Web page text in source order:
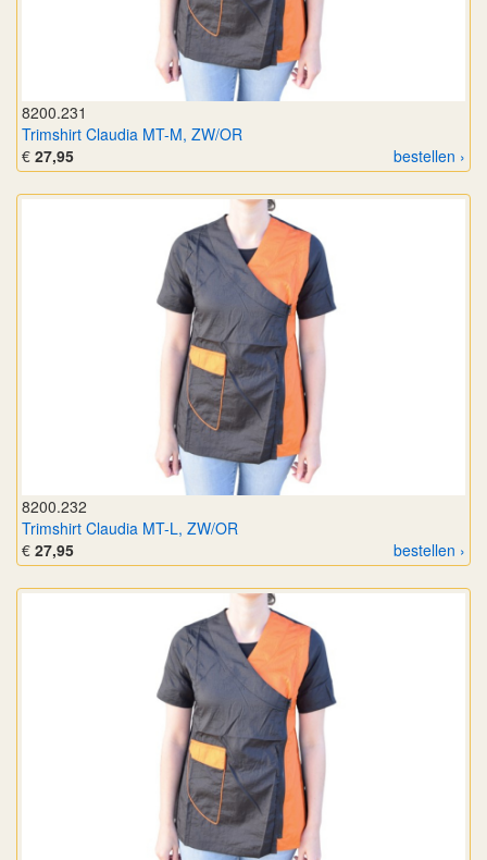
8200.231
Trimshirt Claudia MT-M, ZW/OR
bestellen ›
€ 27,95
8200.232
Trimshirt Claudia MT-L, ZW/OR
bestellen ›
€ 27,95